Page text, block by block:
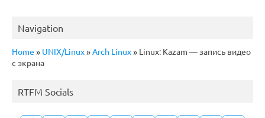
Navigation
Home » UNIX/Linux»Arch Linux» Linux: Kazam — запись видео
с экрана
RTFM Socials